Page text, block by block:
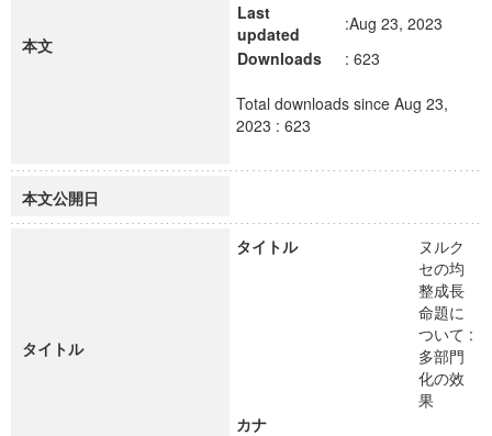
本文
Last
updated
:Aug 23, 2023
Downloads
: 623
Total downloads since Aug 23,
2023 : 623
本文公開日
タイトル
タイトル
ヌルク
セの均
整成長
命題に
ついて :
多部門
化の效
果
カナ